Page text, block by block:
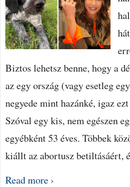
Biztos lehetsz benne, hogy a
az egy ország (vagy esetleg
negyede mint hazánké, igaz
Szóval egy kis, nem egészen
egyébként 53 éves. Többek
kiállt az abortusz betiltásáért,
Read more ›